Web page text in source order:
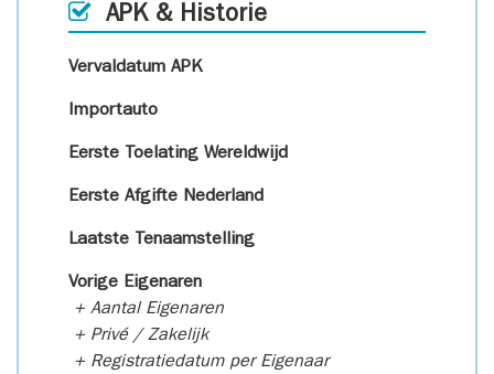
APK & Historie
Vervaldatum APK
Importauto
Eerste Toelating Wereldwijd
Eerste Afgifte Nederland
Laatste Tenaamstelling
Vorige Eigenaren
+ Aantal Eigenaren
+ Privé / Zakelijk
+ Registratiedatum per Eigenaar